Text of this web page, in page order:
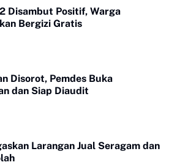
Disambut Positif, Warga
Bergizi Gratis
Disorot, Pemdes Buka
dan Siap Diaudit
Larangan Jual Seragam dan